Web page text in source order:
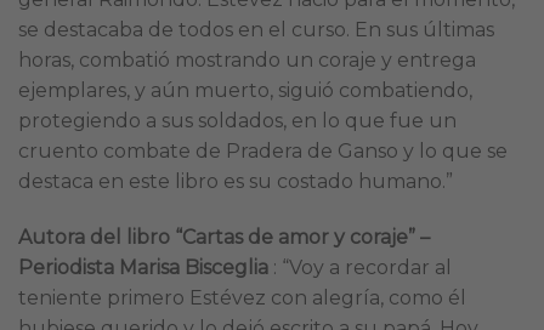
se destacaba de todos en el curso. En sus últimas
horas, combatió mostrando un coraje y entrega
ejemplares, y aún muerto, siguió combatiendo,
protegiendo a sus soldados, en lo que fue un
cruento combate de Pradera de Ganso y lo que se
destaca en este libro es su costado humano.”
Autora del libro “Cartas de amor y coraje” –
Periodista Marisa Bisceglia : “Voy a recordar al
teniente primero Estévez con alegría, como él